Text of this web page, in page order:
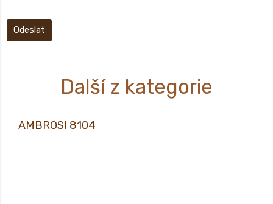
Odeslat
Další z kategorie
AMBROSI 8104